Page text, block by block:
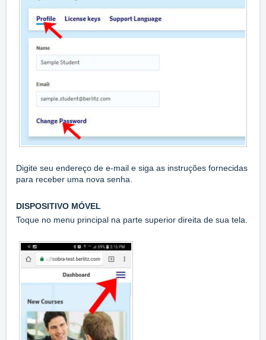
Digite seu endereço de e-mail e siga as instruções fornecidas
para receber uma nova senha.
DISPOSITIVO MÓVEL
Toque no menu principal na parte superior direita de sua tela.